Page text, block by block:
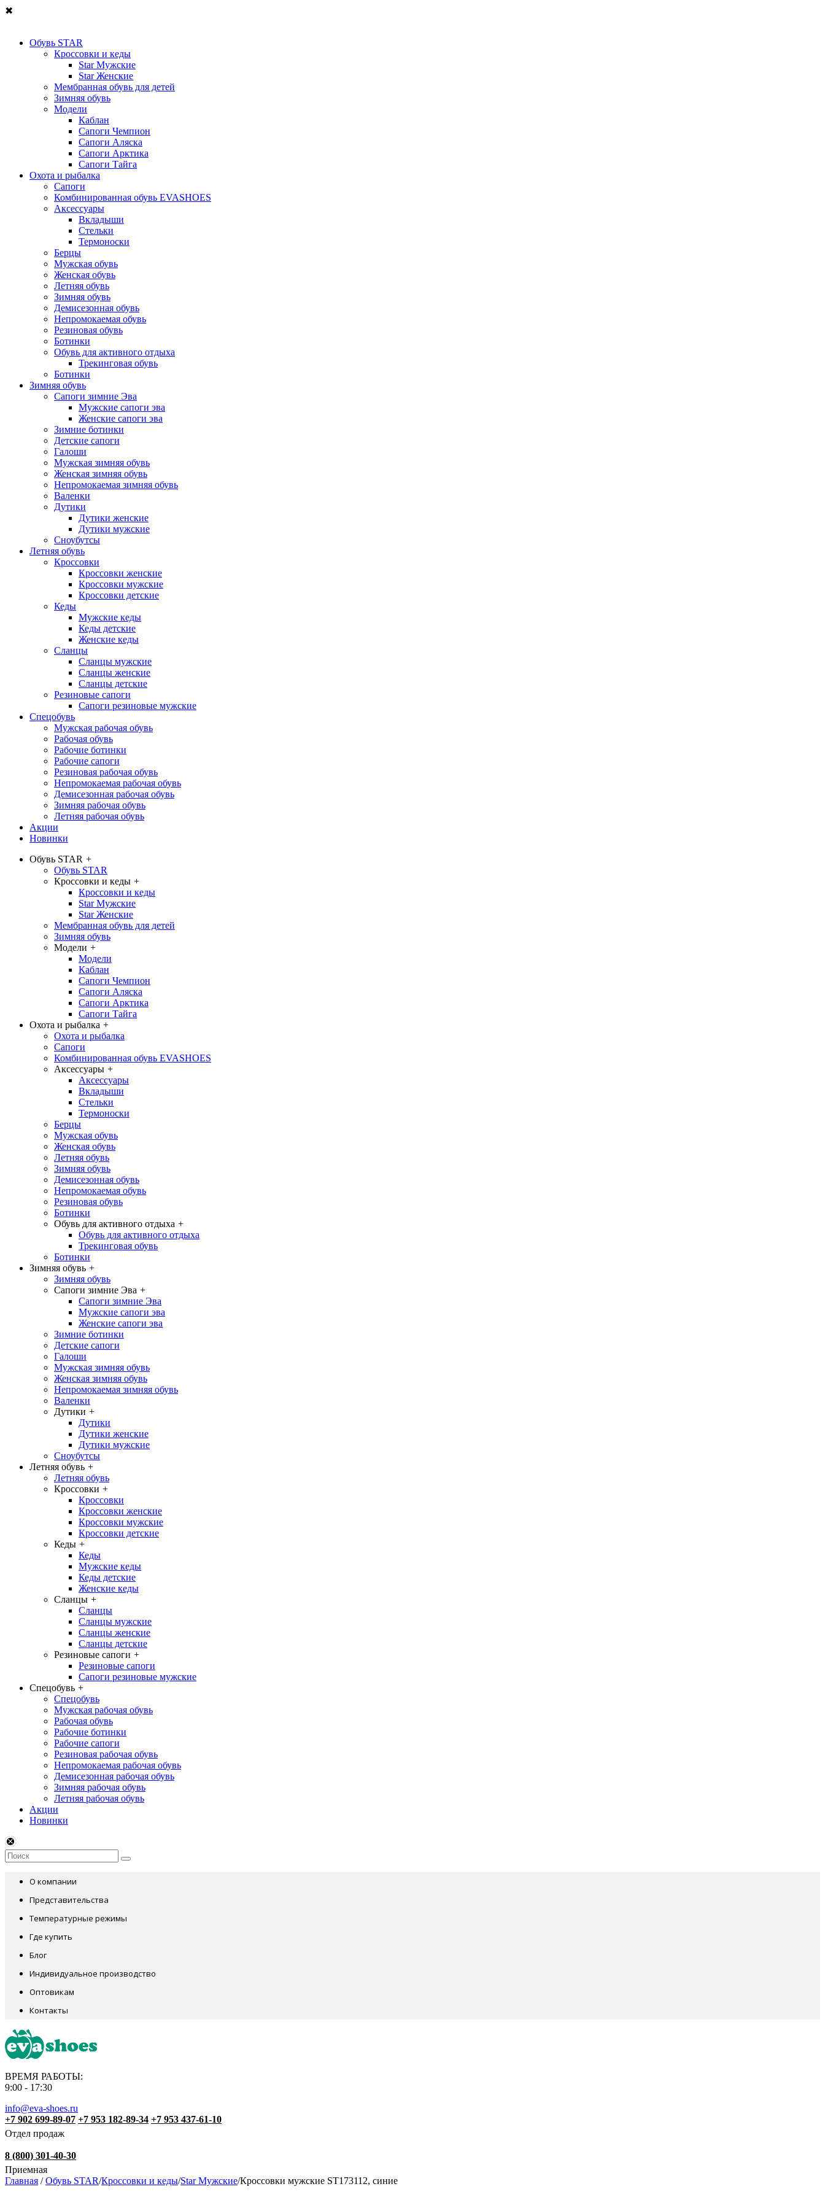
✖
Обувь STAR
Кроссовки и кеды
Star Мужские
Star Женские
Мембранная обувь для детей
Зимняя обувь
Модели
Каблан
Сапоги Чемпион
Сапоги Аляска
Сапоги Арктика
Сапоги Тайга
Охота и рыбалка
Сапоги
Комбинированная обувь EVASHOES
Аксессуары
Вкладыши
Стельки
Термоноски
Берцы
Мужская обувь
Женская обувь
Летняя обувь
Зимняя обувь
Демисезонная обувь
Непромокаемая обувь
Резиновая обувь
Ботинки
Обувь для активного отдыха
Трекинговая обувь
Ботинки
Зимняя обувь
Сапоги зимние Эва
Мужские сапоги эва
Женские сапоги эва
Зимние ботинки
Детские сапоги
Галоши
Мужская зимняя обувь
Женская зимняя обувь
Непромокаемая зимняя обувь
Валенки
Дутики
Дутики женские
Дутики мужские
Сноубутсы
Летняя обувь
Кроссовки
Кроссовки женские
Кроссовки мужские
Кроссовки детские
Кеды
Мужские кеды
Кеды детские
Женские кеды
Сланцы
Сланцы мужские
Сланцы женские
Сланцы детские
Резиновые сапоги
Сапоги резиновые мужские
Спецобувь
Мужская рабочая обувь
Рабочая обувь
Рабочие ботинки
Рабочие сапоги
Резиновая рабочая обувь
Непромокаемая рабочая обувь
Демисезонная рабочая обувь
Зимняя рабочая обувь
Летняя рабочая обувь
Акции
Новинки
Обувь STAR +
Обувь STAR
Кроссовки и кеды +
Кроссовки и кеды
Star Мужские
Star Женские
Мембранная обувь для детей
Зимняя обувь
Модели +
Модели
Каблан
Сапоги Чемпион
Сапоги Аляска
Сапоги Арктика
Сапоги Тайга
Охота и рыбалка +
Охота и рыбалка
Сапоги
Комбинированная обувь EVASHOES
Аксессуары +
Аксессуары
Вкладыши
Стельки
Термоноски
Берцы
Мужская обувь
Женская обувь
Летняя обувь
Зимняя обувь
Демисезонная обувь
Непромокаемая обувь
Резиновая обувь
Ботинки
Обувь для активного отдыха +
Обувь для активного отдыха
Трекинговая обувь
Ботинки
Зимняя обувь +
Зимняя обувь
Сапоги зимние Эва +
Сапоги зимние Эва
Мужские сапоги эва
Женские сапоги эва
Зимние ботинки
Детские сапоги
Галоши
Мужская зимняя обувь
Женская зимняя обувь
Непромокаемая зимняя обувь
Валенки
Дутики +
Дутики
Дутики женские
Дутики мужские
Сноубутсы
Летняя обувь +
Летняя обувь
Кроссовки +
Кроссовки
Кроссовки женские
Кроссовки мужские
Кроссовки детские
Кеды +
Кеды
Мужские кеды
Кеды детские
Женские кеды
Сланцы +
Сланцы
Сланцы мужские
Сланцы женские
Сланцы детские
Резиновые сапоги +
Резиновые сапоги
Сапоги резиновые мужские
Спецобувь +
Спецобувь
Мужская рабочая обувь
Рабочая обувь
Рабочие ботинки
Рабочие сапоги
Резиновая рабочая обувь
Непромокаемая рабочая обувь
Демисезонная рабочая обувь
Зимняя рабочая обувь
Летняя рабочая обувь
Акции
Новинки
О компании
Представительства
Температурные режимы
Где купить
Блог
Индивидуальное производство
Оптовикам
Контакты
ВРЕМЯ РАБОТЫ:
9:00 - 17:30
info@eva-shoes.ru
+7 902 699-89-07 +7 953 182-89-34 +7 953 437-61-10
Отдел продаж
8 (800) 301-40-30
Приемная
Главная / Обувь STAR/Кроссовки и кеды/Star Мужские/Кроссовки мужские ST173112, синие